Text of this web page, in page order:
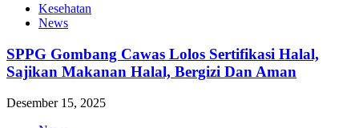
Kesehatan
News
SPPG Gombang Cawas Lolos Sertifikasi Halal,
Sajikan Makanan Halal, Bergizi Dan Aman
Desember 15, 2025